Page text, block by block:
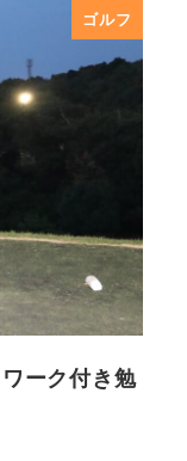
ゴルフ
ーク付き勉